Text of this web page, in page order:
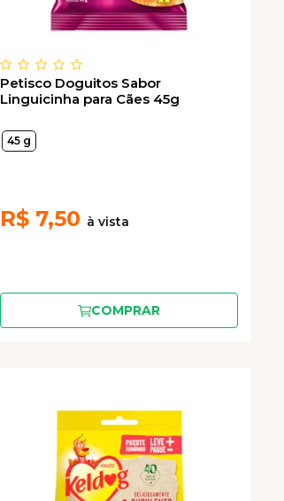
Petisco Doguitos Sabor
Linguicinha para Cães 45g
45 g
R$ 7,50
COMPRAR